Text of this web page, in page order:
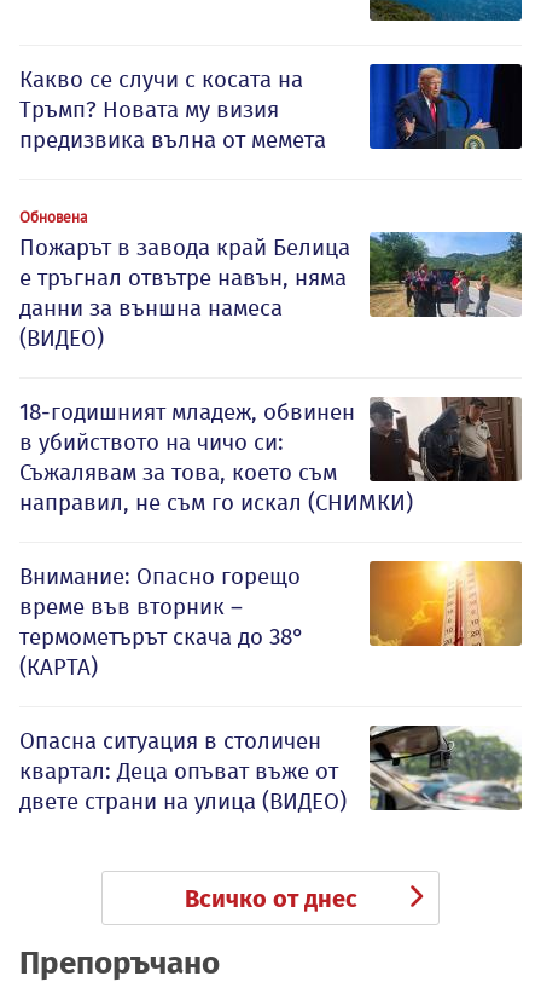
Какво се случи с косата на
Тръмп? Новата му визия
предизвика вълна от мемета
Обновена
Пожарът в завода край Белица
е тръгнал отвътре навън, няма
данни за външна намеса
(ВИДЕО)
18-годишният младеж, обвинен
в убийството на чичо си:
Съжалявам за това, което съм
направил, не съм го искал (СНИМКИ)
Внимание: Опасно горещо
време във вторник –
термометърът скача до 38°
(КАРТА)
Опасна ситуация в столичен
квартал: Деца опъват въже от
двете страни на улица (ВИДЕО)
Всичко от днес
Препоръчано